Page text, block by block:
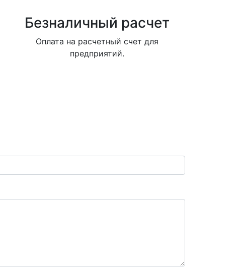
Безналичный расчет
Оплата на расчетный счет для
предприятий.